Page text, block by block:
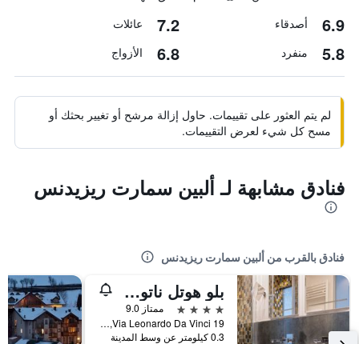
6.9 أصدقاء 7.2 عائلات
5.8 منفرد 6.8 الأزواج
لم يتم العثور على تقييمات. حاول إزالة مرشح أو تغيير بحثك أو
مسح كل شيء لعرض التقييمات.
فنادق مشابهة لـ ألبين سمارت ريزيدنس
فنادق بالقرب من ألبين سمارت ريزيدنس
بلو هوتل ناتورا آند سبا - لبالغيس فقط
4 نجوم
ممتاز 9.0
Via Leonardo Da Vinci 19, فولغاريا, مقاطعة ترينتو, إيطاليا
0.3 كيلومتر عن وسط المدينة